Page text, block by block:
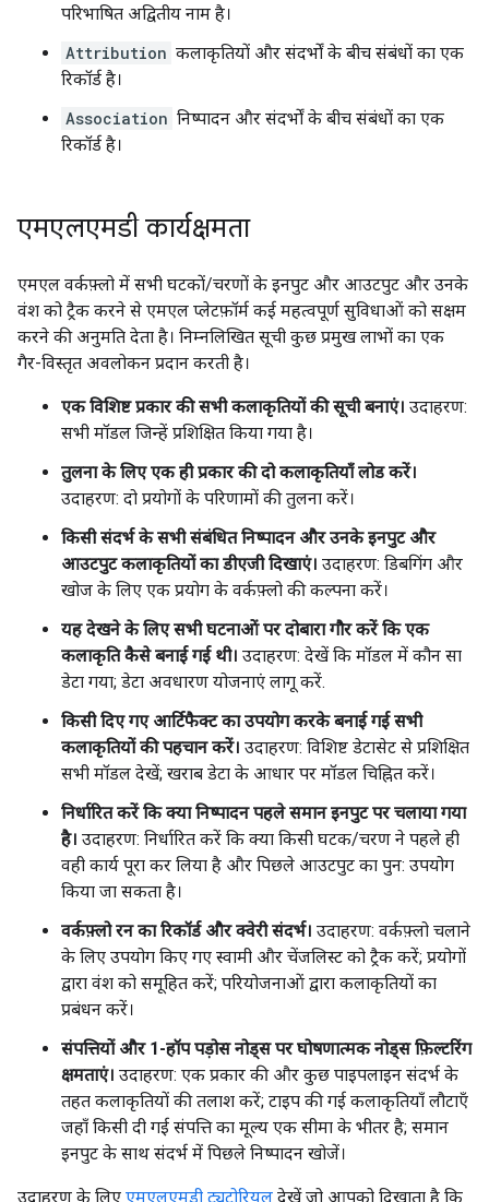
परिभाषित अद्वितीय नाम है।
Attribution कलाकृतियों और संदर्भों के बीच संबंधों का एक
रिकॉर्ड है।
Association निष्पादन और संदर्भों के बीच संबंधों का एक
रिकॉर्ड है।
एमएलएमडी कार्यक्षमता
एमएल वर्कफ़्लो में सभी घटकों/चरणों के इनपुट और आउटपुट और उनके
वंश को ट्रैक करने से एमएल प्लेटफ़ॉर्म कई महत्वपूर्ण सुविधाओं को सक्षम
करने की अनुमति देता है। निम्नलिखित सूची कुछ प्रमुख लाभों का एक
गैर-विस्तृत अवलोकन प्रदान करती है।
एक विशिष्ट प्रकार की सभी कलाकृतियों की सूची बनाएं। उदाहरण:
सभी मॉडल जिन्हें प्रशिक्षित किया गया है।
तुलना के लिए एक ही प्रकार की दो कलाकृतियाँ लोड करें।
उदाहरण: दो प्रयोगों के परिणामों की तुलना करें।
किसी संदर्भ के सभी संबंधित निष्पादन और उनके इनपुट और
आउटपुट कलाकृतियों का डीएजी दिखाएं। उदाहरण: डिबगिंग और
खोज के लिए एक प्रयोग के वर्कफ़्लो की कल्पना करें।
यह देखने के लिए सभी घटनाओं पर दोबारा गौर करें कि एक
कलाकृति कैसे बनाई गई थी। उदाहरण: देखें कि मॉडल में कौन सा
डेटा गया; डेटा अवधारण योजनाएं लागू करें.
किसी दिए गए आर्टिफैक्ट का उपयोग करके बनाई गई सभी
कलाकृतियों की पहचान करें। उदाहरण: विशिष्ट डेटासेट से प्रशिक्षित
सभी मॉडल देखें; खराब डेटा के आधार पर मॉडल चिह्नित करें।
निर्धारित करें कि क्या निष्पादन पहले समान इनपुट पर चलाया गया
है। उदाहरण: निर्धारित करें कि क्या किसी घटक/चरण ने पहले ही
वही कार्य पूरा कर लिया है और पिछले आउटपुट का पुन: उपयोग
किया जा सकता है।
वर्कफ़्लो रन का रिकॉर्ड और क्वेरी संदर्भ। उदाहरण: वर्कफ़्लो चलाने
के लिए उपयोग किए गए स्वामी और चेंजलिस्ट को ट्रैक करें; प्रयोगों
द्वारा वंश को समूहित करें; परियोजनाओं द्वारा कलाकृतियों का
प्रबंधन करें।
संपत्तियों और 1-हॉप पड़ोस नोड्स पर घोषणात्मक नोड्स फ़िल्टरिंग
क्षमताएं। उदाहरण: एक प्रकार की और कुछ पाइपलाइन संदर्भ के
तहत कलाकृतियों की तलाश करें; टाइप की गई कलाकृतियाँ लौटाएँ
जहाँ किसी दी गई संपत्ति का मूल्य एक सीमा के भीतर है; समान
इनपुट के साथ संदर्भ में पिछले निष्पादन खोजें।
उदाहरण के लिए एमएलएमडी ट्यूटोरियल देखें जो आपको दिखाता है कि